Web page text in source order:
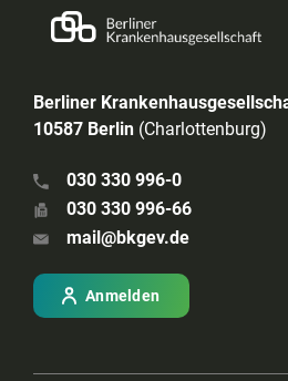
Berliner
10587 Berlin (Charlottenburg)
030 330 996-0
030 330 996-66
mail@bkgev.de
Anmelden